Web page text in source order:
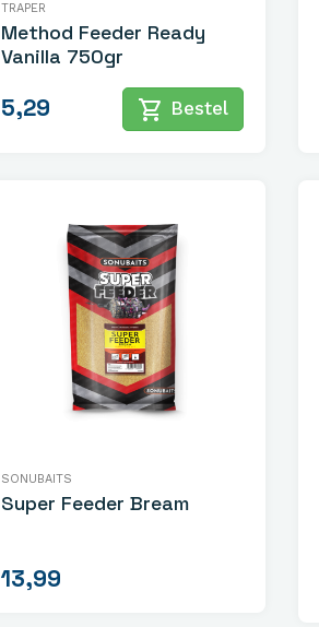
TRAPER
Method Feeder Ready
Vanilla 750gr
5,29 shopping_cart Bestel
SONUBAITS
Super Feeder Bream
13,99